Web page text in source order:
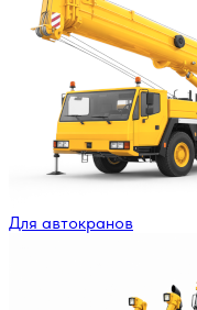
Для автокранов